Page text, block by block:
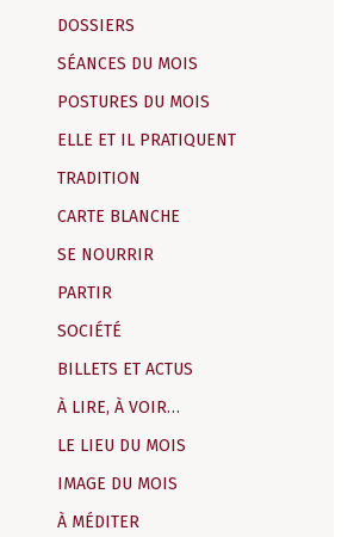
DOSSIERS
SÉANCES DU MOIS
POSTURES DU MOIS
ELLE ET IL PRATIQUENT
TRADITION
CARTE BLANCHE
SE NOURRIR
PARTIR
SOCIÉTÉ
BILLETS ET ACTUS
À LIRE, À VOIR…
LE LIEU DU MOIS
IMAGE DU MOIS
À MÉDITER